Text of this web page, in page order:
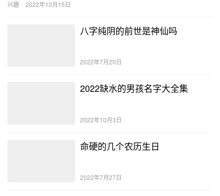
初…
兴趣 2022年12月15日
八字纯阴的前世是神仙吗
2022年7月20日
2022缺水的男孩名字大全集
2022年10月3日
命硬的几个农历生日
2022年7月27日